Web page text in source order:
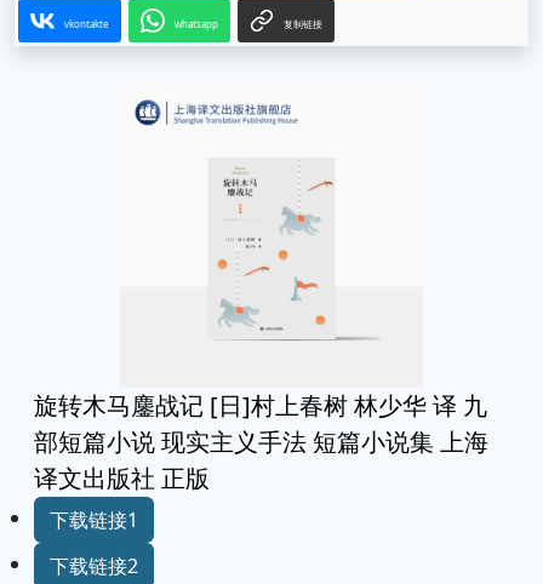
下载链接在页面底部
linkedin mastodon
telegram
复制链接